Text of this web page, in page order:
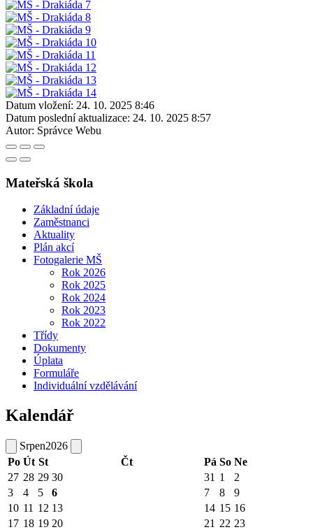
Datum vložení: 24. 10. 2025 8:46
Datum poslední aktualizace: 24. 10. 2025 8:57
Autor: Správce Webu
Mateřská škola
Základní údaje
Zaměstnanci
Aktuality
Plán akcí
Fotogalerie MŠ
Rok 2026
Rok 2025
Rok 2024
Rok 2023
Rok 2022
Třídy
Dokumenty
Úplata
Formuláře
Individuální vzdělávání
Kalendář
Srpen2026
Po Út St Čt Pá So Ne
27 28 29 30 31 1
2
3
4 5 6 7 8
9
10 11 12 13 14 15 16
17 18 19 20 21 22 23